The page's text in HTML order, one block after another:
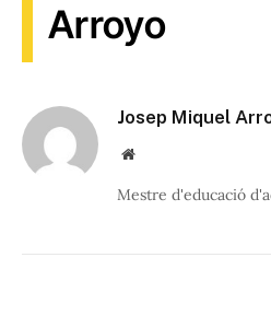
Arroyo
Josep Miquel
Website
Mestre d'educació